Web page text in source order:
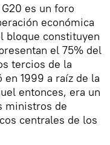
es un foro
económica
bloque constituyen
el 75% del
tercios de la
1999 a raíz de la
entonces, era un
ministros de
centrales de los